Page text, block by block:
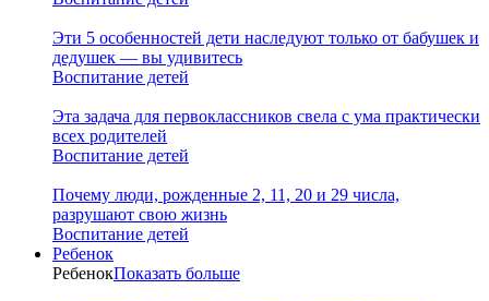
Эти 5 особенностей дети наследуют только от бабушек и
дедушек — вы удивитесь
Воспитание детей
Эта задача для первоклассников свела с ума практически
всех родителей
Воспитание детей
Почему люди, рожденные 2, 11, 20 и 29 числа,
разрушают свою жизнь
Воспитание детей
Ребенок
РебенокПоказать больше